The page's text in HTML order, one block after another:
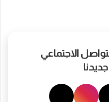
الاجتماعي